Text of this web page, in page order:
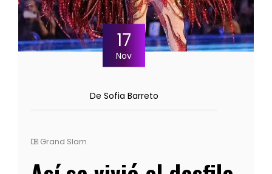
17
Nov
De Sofia Barreto
Grand Slam